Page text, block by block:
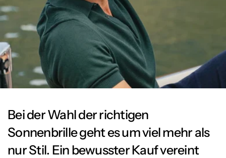
Bei der Wahl der richtigen
Sonnenbrille geht es um viel mehr als
nur Stil. Ein bewusster Kauf vereint